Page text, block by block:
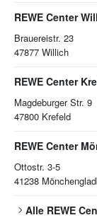
REWE Center
Brauereistr. 23
47877 Willich
REWE Center
Magdeburger Str. 9
47800 Krefeld
Ottostr. 3-5
41238
Alle REWE